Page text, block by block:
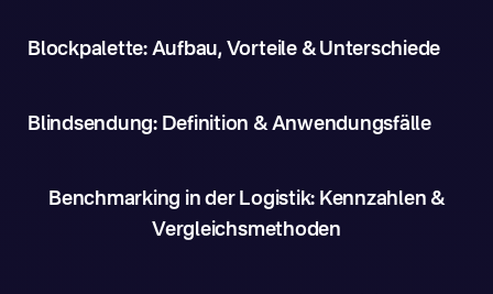
Blockpalette: Aufbau, Vorteile & Unterschiede
Blindsendung: Definition & Anwendungsfälle
Benchmarking in der Logistik: Kennzahlen &
Vergleichsmethoden